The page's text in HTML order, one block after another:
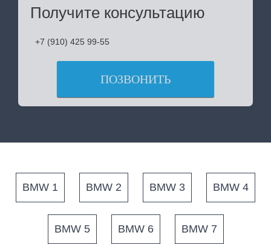
Получите консультацию
+7 (910) 425 99-55
ПОЗВОНИТЬ
BMW 1 BMW 2 BMW 3 BMW 4
BMW 5 BMW 6 BMW 7